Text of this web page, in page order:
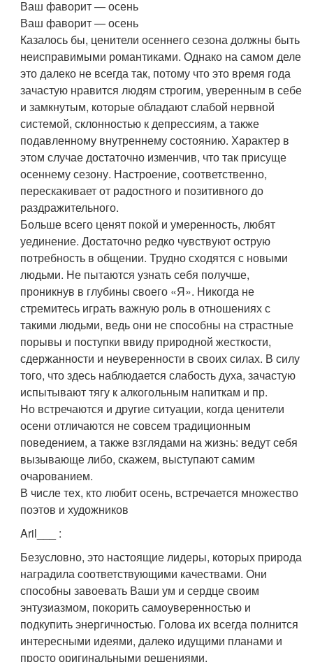
Ваш фаворит — осень
Ваш фаворит — осень
Казалось бы, ценители осеннего сезона должны быть
неисправимыми романтиками. Однако на самом деле
это далеко не всегда так, потому что это время года
зачастую нравится людям строгим, уверенным в себе
и замкнутым, которые обладают слабой нервной
системой, склонностью к депрессиям, а также
подавленному внутреннему состоянию. Характер в
этом случае достаточно изменчив, что так присуще
осеннему сезону. Настроение, соответственно,
перескакивает от радостного и позитивного до
раздражительного.
Больше всего ценят покой и умеренность, любят
уединение. Достаточно редко чувствуют острую
потребность в общении. Трудно сходятся с новыми
людьми. Не пытаются узнать себя получше,
проникнув в глубины своего «Я». Никогда не
стремитесь играть важную роль в отношениях с
такими людьми, ведь они не способны на страстные
порывы и поступки ввиду природной жесткости,
сдержанности и неуверенности в своих силах. В силу
того, что здесь наблюдается слабость духа, зачастую
испытывают тягу к алкогольным напиткам и пр.
Но встречаются и другие ситуации, когда ценители
осени отличаются не совсем традиционным
поведением, а также взглядами на жизнь: ведут себя
вызывающе либо, скажем, выступают самим
очарованием.
В числе тех, кто любит осень, встречается множество
поэтов и художников
Aril___ :
Безусловно, это настоящие лидеры, которых природа
наградила соответствующими качествами. Они
способны завоевать Ваши ум и сердце своим
энтузиазмом, покорить самоуверенностью и
подкупить энергичностью. Голова их всегда полнится
интересными идеями, далеко идущими планами и
просто оригинальными решениями.